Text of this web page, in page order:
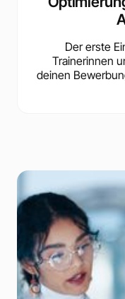
Der erste
Trainerinnen
deinen